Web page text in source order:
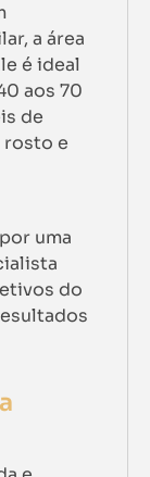
a área
é ideal
aos 70
de
rosto e
uma
do